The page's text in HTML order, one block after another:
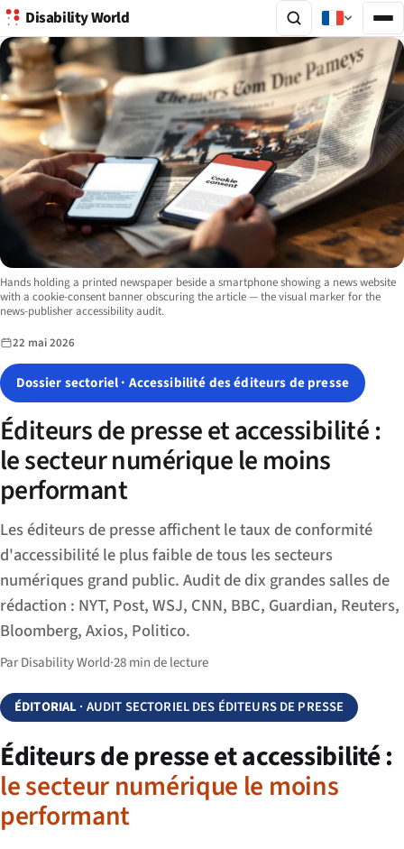
Disability World
Image description:
Hands holding a printed newspaper beside a smartphone showing a news website
with a cookie-consent banner obscuring the article — the visual marker for the
news-publisher accessibility audit.
22 mai 2026
Dossier sectoriel · Accessibilité des éditeurs de presse
Éditeurs de presse et accessibilité :
le secteur numérique le moins
performant
Les éditeurs de presse affichent le taux de conformité
d'accessibilité le plus faible de tous les secteurs
numériques grand public. Audit de dix grandes salles de
rédaction : NYT, Post, WSJ, CNN, BBC, Guardian, Reuters,
Bloomberg, Axios, Politico.
Par Disability World·28 min de lecture
ÉDITORIAL · AUDIT SECTORIEL DES ÉDITEURS DE PRESSE
Éditeurs de presse et accessibilité :
le secteur numérique le moins
performant